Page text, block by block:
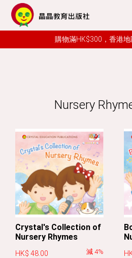
購物滿HK$300，香港地
Nursery
Crystal's Collection of
Nursery Rhymes
HK$ 48.00 減 4%